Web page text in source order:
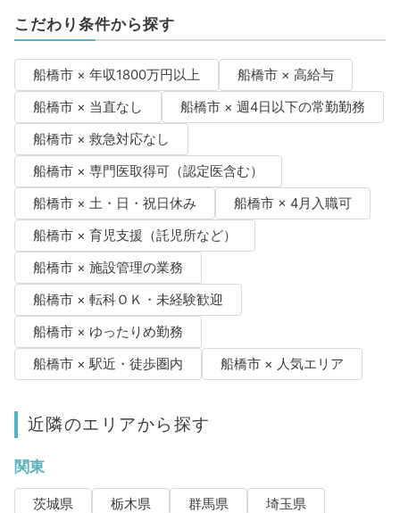
こだわり条件から探す
船橋市 × 年収1800万円以上
船橋市 × 高給与
船橋市 × 当直なし
船橋市 × 週4日以下の常勤勤務
船橋市 × 救急対応なし
船橋市 × 専門医取得可（認定医含む）
船橋市 × 土・日・祝日休み
船橋市 × 4月入職可
船橋市 × 育児支援（託児所など）
船橋市 × 施設管理の業務
船橋市 × 転科ＯＫ・未経験歓迎
船橋市 × ゆったりめ勤務
船橋市 × 駅近・徒歩圏内
船橋市 × 人気エリア
近隣のエリアから探す
関東
茨城県 栃木県 群馬県
埼玉県